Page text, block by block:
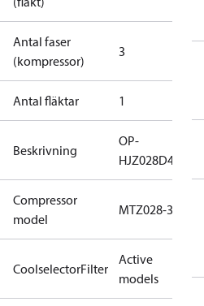
Antal faser
(kompressor)
3
Antal fläktar 1
Beskrivning
OP-
HJZ028D40Q
Compressor
model
MTZ028-3
CoolselectorFilter
Active
models